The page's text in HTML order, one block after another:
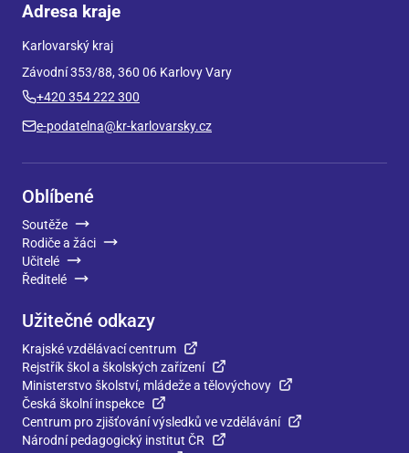
Adresa kraje
Karlovarský kraj
Závodní 353/88, 360 06 Karlovy Vary
+420 354 222 300
e-podatelna@kr-karlovarsky.cz
Oblíbené
Soutěže
Rodiče a žáci
Učitelé
Ředitelé
Užitečné odkazy
Krajské vzdělávací centrum
Rejstřík škol a školských zařízení
Ministerstvo školství, mládeže a tělovýchovy
Česká školní inspekce
Centrum pro zjišťování výsledků ve vzdělávání
Národní pedagogický institut ČR